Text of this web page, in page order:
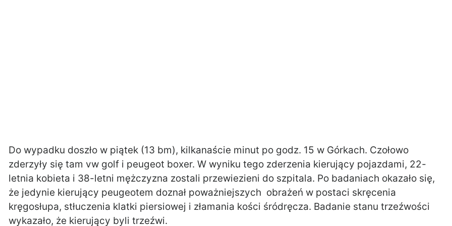
Do wypadku doszło w piątek (13 bm), kilkanaście minut po godz. 15 w Górkach. Czołowo
zderzyły się tam vw golf i peugeot boxer. W wyniku tego zderzenia kierujący pojazdami, 22-
letnia kobieta i 38-letni mężczyzna zostali przewiezieni do szpitala. Po badaniach okazało się,
że jedynie kierujący peugeotem doznał poważniejszych obrażeń w postaci skręcenia
kręgosłupa, stłuczenia klatki piersiowej i złamania kości śródręcza. Badanie stanu trzeźwości
wykazało, że kierujący byli trzeźwi.